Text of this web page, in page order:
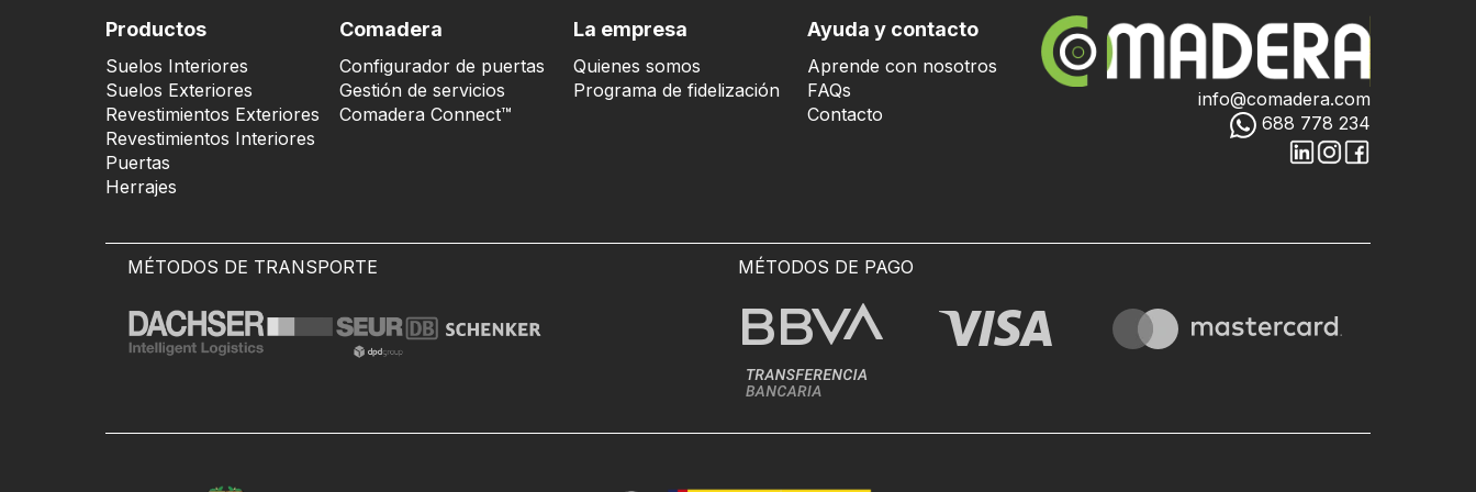
Productos
Suelos Interiores
Suelos Exteriores
Revestimientos Exteriores
Revestimientos Interiores
Puertas
Herrajes
Comadera
Configurador de puertas
Gestión de servicios
Comadera Connect™
La empresa
Quienes somos
Programa de fidelización
Ayuda y contacto
Aprende con nosotros
FAQs
Contacto
info@comadera.com
688 778 234
MÉTODOS DE TRANSPORTE MÉTODOS DE PAGO